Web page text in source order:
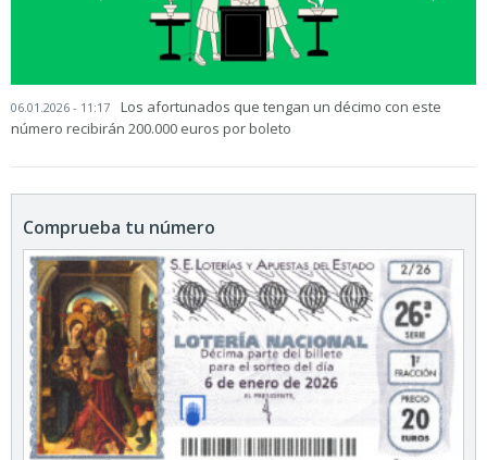
06.01.2026 - 11:17
Los afortunados que tengan un décimo con este
número recibirán 200.000 euros por boleto
Comprueba tu número